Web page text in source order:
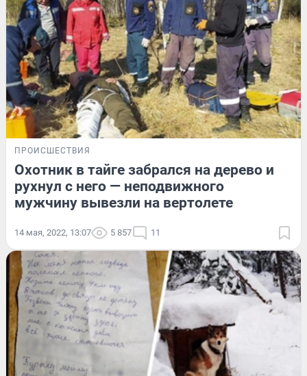
ПРОИСШЕСТВИЯ
Охотник в тайге забрался на дерево и
рухнул с него — неподвижного
мужчину вывезли на вертолете
14 мая, 2022, 13:07 5 857 11